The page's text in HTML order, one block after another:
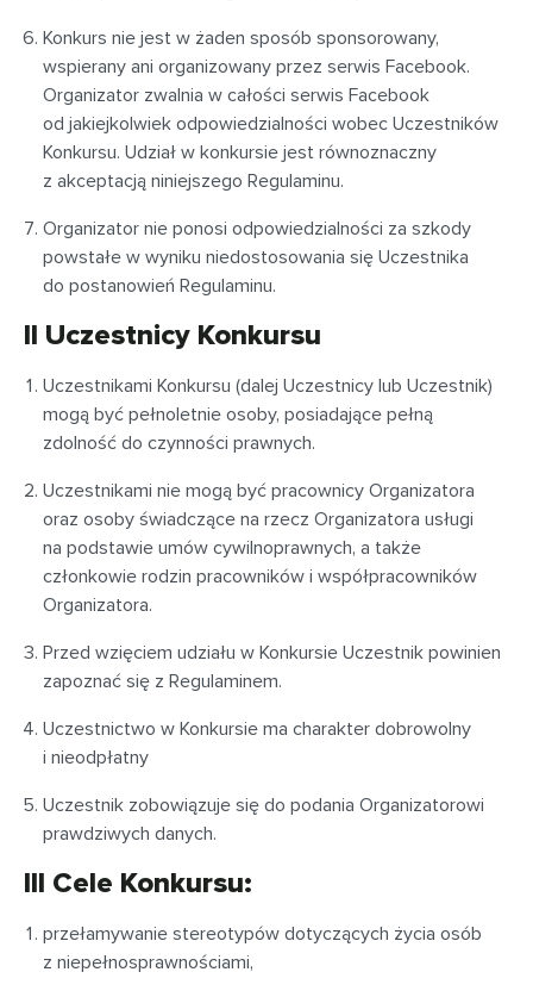
Konkurs nie jest w żaden sposób sponsorowany,
wspierany ani organizowany przez serwis Facebook.
Organizator zwalnia w całości serwis Facebook
od jakiejkolwiek odpowiedzialności wobec Uczestników
Konkursu. Udział w konkursie jest równoznaczny
z akceptacją niniejszego Regulaminu.
Organizator nie ponosi odpowiedzialności za szkody
powstałe w wyniku niedostosowania się Uczestnika
do postanowień Regulaminu.
II Uczestnicy Konkursu
Uczestnikami Konkursu (dalej Uczestnicy lub Uczestnik)
mogą być pełnoletnie osoby, posiadające pełną
zdolność do czynności prawnych.
Uczestnikami nie mogą być pracownicy Organizatora
oraz osoby świadczące na rzecz Organizatora usługi
na podstawie umów cywilnoprawnych, a także
członkowie rodzin pracowników i współpracowników
Organizatora.
Przed wzięciem udziału w Konkursie Uczestnik powinien
zapoznać się z Regulaminem.
Uczestnictwo w Konkursie ma charakter dobrowolny
i nieodpłatny
Uczestnik zobowiązuje się do podania Organizatorowi
prawdziwych danych.
III Cele Konkursu:
przełamywanie stereotypów dotyczących życia osób
z niepełnosprawnościami,